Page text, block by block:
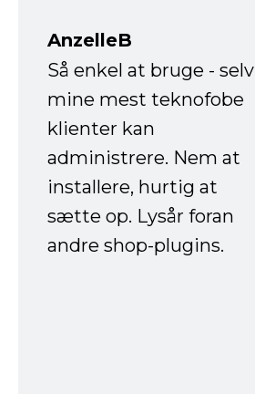
AnzelleB
Så enkel at bruge - selv
mine mest teknofobe
klienter kan
administrere. Nem at
installere, hurtig at
sætte op. Lysår foran
andre shop-plugins.